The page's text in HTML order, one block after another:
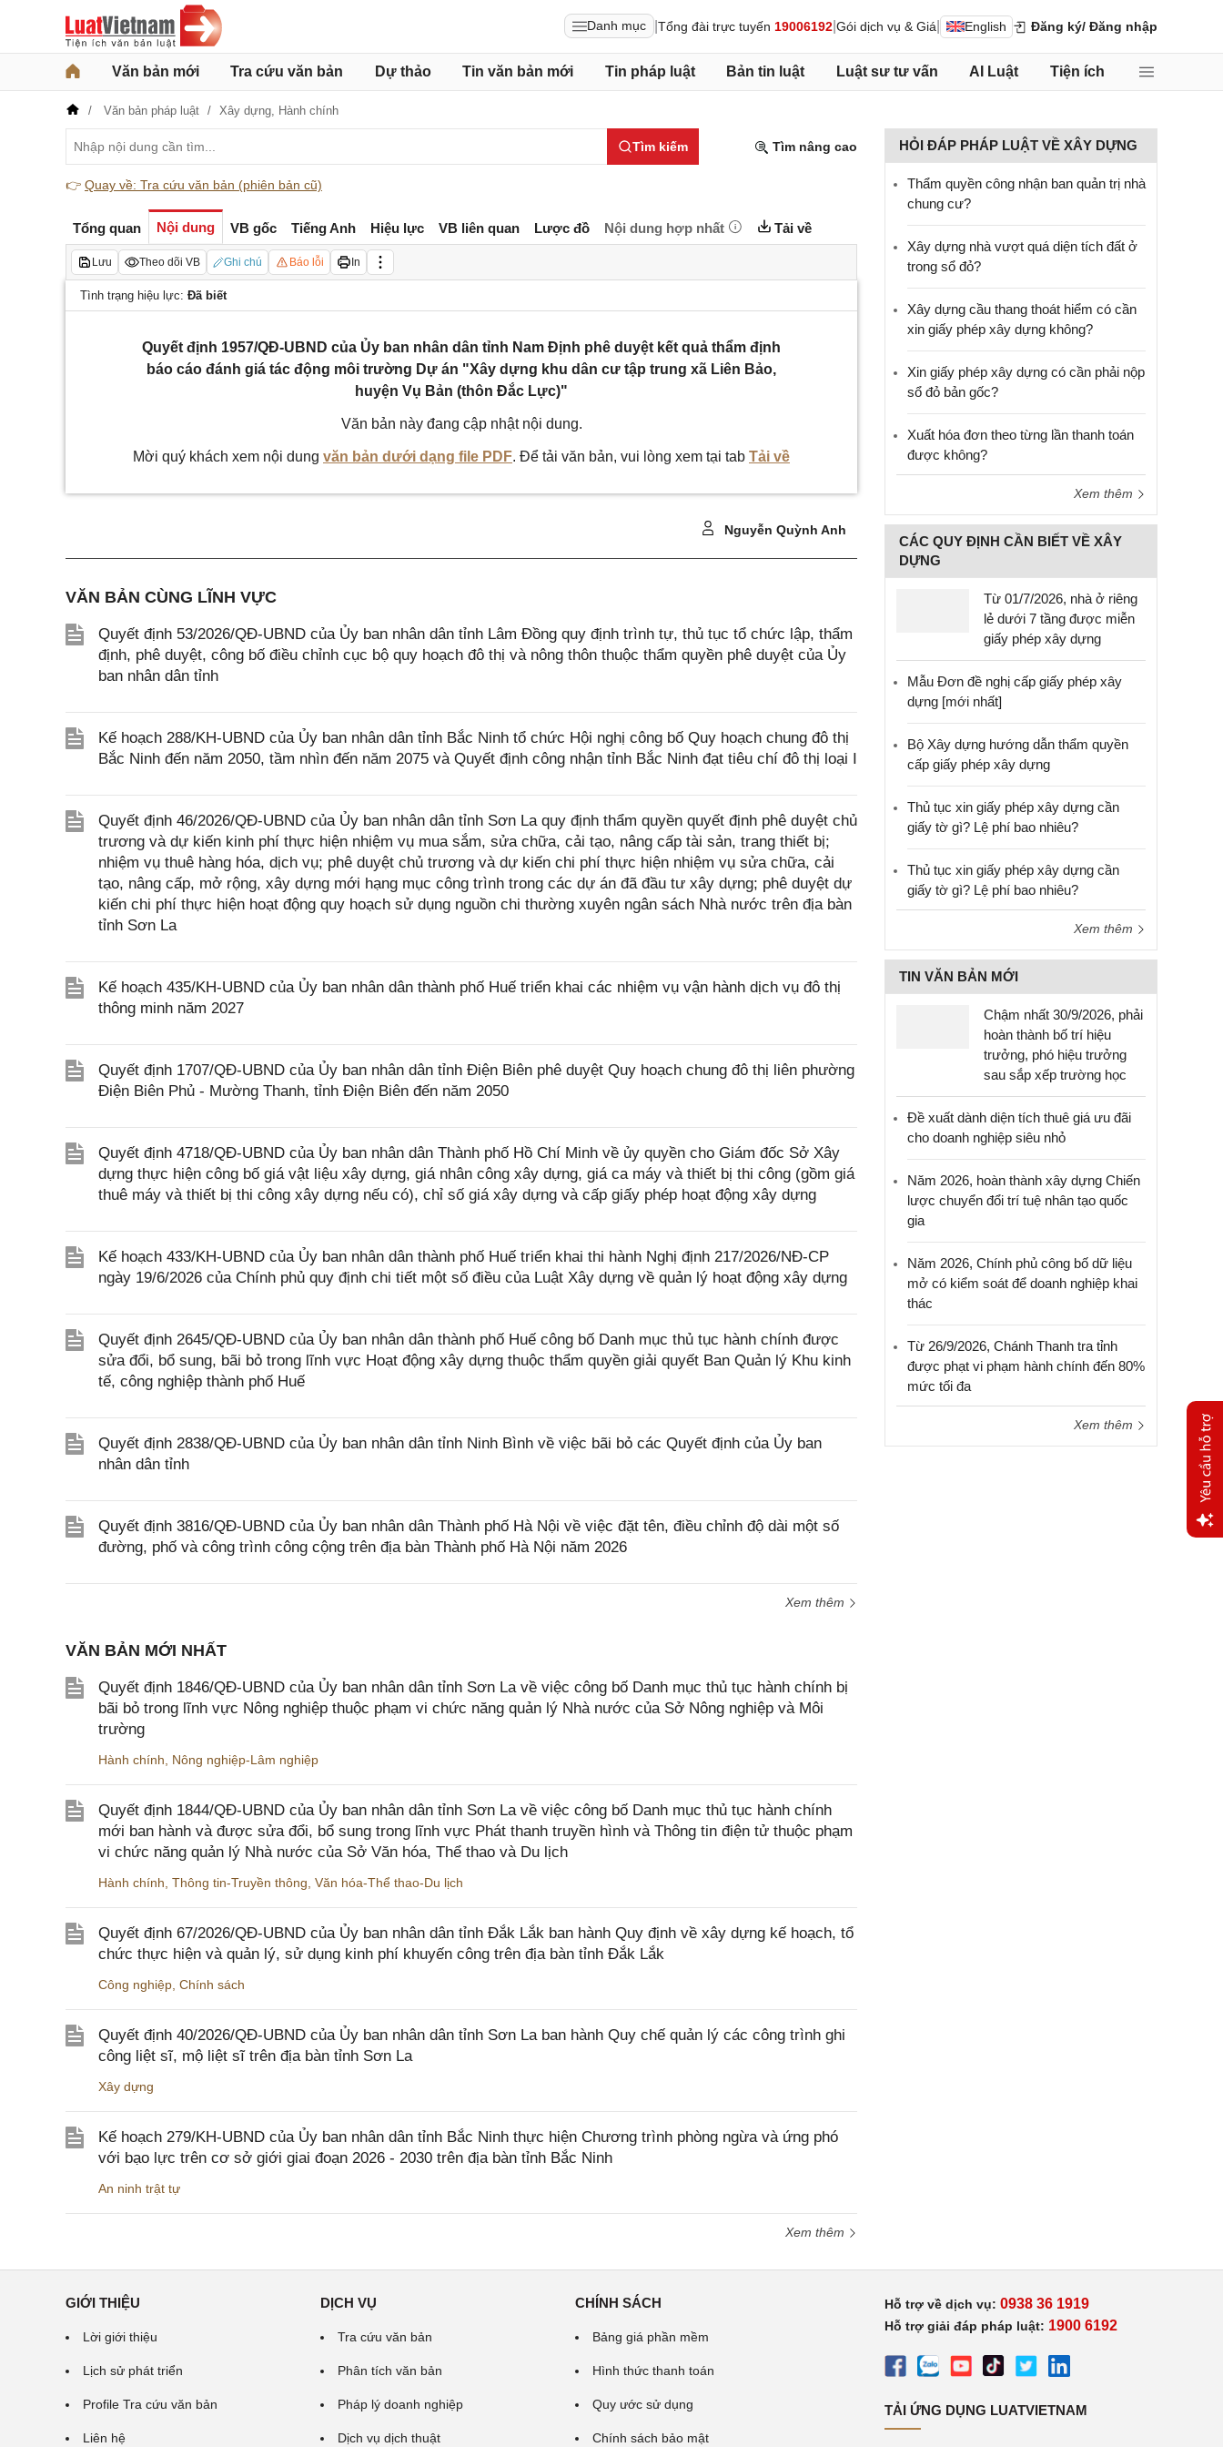
Danh mục Tổng đài trực tuyến 19006192 Gói dịch vụ & Giá English Đăng ký/ Đăng nhập
Văn bản mới Tra cứu văn bản Dự thảo Tin văn bản mới Tin pháp luật Bản tin luật Luật sư tư vấn AI Luật Tiện ích
Văn bản pháp luật Xây dựng, Hành chính
Tìm kiếm Tìm nâng cao
👉 Quay về: Tra cứu văn bản (phiên bản cũ)
Tổng quan Nội dung VB gốc Tiếng Anh Hiệu lực VB liên quan Lược đồ Nội dung hợp nhất Tải về
Lưu Theo dõi VB Ghi chú Báo lỗi In
Tình trạng hiệu lực: Đã biết
Quyết định 1957/QĐ-UBND của Ủy ban nhân dân tỉnh Nam Định phê duyệt kết quả thẩm định
báo cáo đánh giá tác động môi trường Dự án "Xây dựng khu dân cư tập trung xã Liên Bảo,
huyện Vụ Bản (thôn Đắc Lực)"
Văn bản này đang cập nhật nội dung.
Mời quý khách xem nội dung văn bản dưới dạng file PDF. Để tải văn bản, vui lòng xem tại tab Tải về
Nguyễn Quỳnh Anh
VĂN BẢN CÙNG LĨNH VỰC
Quyết định 53/2026/QĐ-UBND của Ủy ban nhân dân tỉnh Lâm Đồng quy định trình tự, thủ tục tổ chức lập, thẩm
định, phê duyệt, công bố điều chỉnh cục bộ quy hoạch đô thị và nông thôn thuộc thẩm quyền phê duyệt của Ủy
ban nhân dân tỉnh
Kế hoạch 288/KH-UBND của Ủy ban nhân dân tỉnh Bắc Ninh tổ chức Hội nghị công bố Quy hoạch chung đô thị
Bắc Ninh đến năm 2050, tầm nhìn đến năm 2075 và Quyết định công nhận tỉnh Bắc Ninh đạt tiêu chí đô thị loại I
Quyết định 46/2026/QĐ-UBND của Ủy ban nhân dân tỉnh Sơn La quy định thẩm quyền quyết định phê duyệt chủ
trương và dự kiến kinh phí thực hiện nhiệm vụ mua sắm, sửa chữa, cải tạo, nâng cấp tài sản, trang thiết bị;
nhiệm vụ thuê hàng hóa, dịch vụ; phê duyệt chủ trương và dự kiến chi phí thực hiện nhiệm vụ sửa chữa, cải
tạo, nâng cấp, mở rộng, xây dựng mới hạng mục công trình trong các dự án đã đầu tư xây dựng; phê duyệt dự
kiến chi phí thực hiện hoạt động quy hoạch sử dụng nguồn chi thường xuyên ngân sách Nhà nước trên địa bàn
tỉnh Sơn La
Kế hoạch 435/KH-UBND của Ủy ban nhân dân thành phố Huế triển khai các nhiệm vụ vận hành dịch vụ đô thị
thông minh năm 2027
Quyết định 1707/QĐ-UBND của Ủy ban nhân dân tỉnh Điện Biên phê duyệt Quy hoạch chung đô thị liên phường
Điện Biên Phủ - Mường Thanh, tỉnh Điện Biên đến năm 2050
Quyết định 4718/QĐ-UBND của Ủy ban nhân dân Thành phố Hồ Chí Minh về ủy quyền cho Giám đốc Sở Xây
dựng thực hiện công bố giá vật liệu xây dựng, giá nhân công xây dựng, giá ca máy và thiết bị thi công (gồm giá
thuê máy và thiết bị thi công xây dựng nếu có), chỉ số giá xây dựng và cấp giấy phép hoạt động xây dựng
Kế hoạch 433/KH-UBND của Ủy ban nhân dân thành phố Huế triển khai thi hành Nghị định 217/2026/NĐ-CP
ngày 19/6/2026 của Chính phủ quy định chi tiết một số điều của Luật Xây dựng về quản lý hoạt động xây dựng
Quyết định 2645/QĐ-UBND của Ủy ban nhân dân thành phố Huế công bố Danh mục thủ tục hành chính được
sửa đổi, bổ sung, bãi bỏ trong lĩnh vực Hoạt động xây dựng thuộc thẩm quyền giải quyết Ban Quản lý Khu kinh
tế, công nghiệp thành phố Huế
Quyết định 2838/QĐ-UBND của Ủy ban nhân dân tỉnh Ninh Bình về việc bãi bỏ các Quyết định của Ủy ban
nhân dân tỉnh
Quyết định 3816/QĐ-UBND của Ủy ban nhân dân Thành phố Hà Nội về việc đặt tên, điều chỉnh độ dài một số
đường, phố và công trình công cộng trên địa bàn Thành phố Hà Nội năm 2026
Xem thêm
VĂN BẢN MỚI NHẤT
Quyết định 1846/QĐ-UBND của Ủy ban nhân dân tỉnh Sơn La về việc công bố Danh mục thủ tục hành chính bị
bãi bỏ trong lĩnh vực Nông nghiệp thuộc phạm vi chức năng quản lý Nhà nước của Sở Nông nghiệp và Môi
trường
Hành chính Nông nghiệp-Lâm nghiệp
Quyết định 1844/QĐ-UBND của Ủy ban nhân dân tỉnh Sơn La về việc công bố Danh mục thủ tục hành chính
mới ban hành và được sửa đổi, bổ sung trong lĩnh vực Phát thanh truyền hình và Thông tin điện tử thuộc phạm
vi chức năng quản lý Nhà nước của Sở Văn hóa, Thể thao và Du lịch
Hành chính Thông tin-Truyền thông Văn hóa-Thể thao-Du lịch
Quyết định 67/2026/QĐ-UBND của Ủy ban nhân dân tỉnh Đắk Lắk ban hành Quy định về xây dựng kế hoạch, tổ
chức thực hiện và quản lý, sử dụng kinh phí khuyến công trên địa bàn tỉnh Đắk Lắk
Công nghiệp Chính sách
Quyết định 40/2026/QĐ-UBND của Ủy ban nhân dân tỉnh Sơn La ban hành Quy chế quản lý các công trình ghi
công liệt sĩ, mộ liệt sĩ trên địa bàn tỉnh Sơn La
Xây dựng
Kế hoạch 279/KH-UBND của Ủy ban nhân dân tỉnh Bắc Ninh thực hiện Chương trình phòng ngừa và ứng phó
với bạo lực trên cơ sở giới giai đoạn 2026 - 2030 trên địa bàn tỉnh Bắc Ninh
An ninh trật tự
Xem thêm
HỎI ĐÁP PHÁP LUẬT VỀ XÂY DỰNG
Thẩm quyền công nhận ban quản trị nhà
chung cư?
Xây dựng nhà vượt quá diện tích đất ở
trong sổ đỏ?
Xây dựng cầu thang thoát hiểm có cần
xin giấy phép xây dựng không?
Xin giấy phép xây dựng có cần phải nộp
sổ đỏ bản gốc?
Xuất hóa đơn theo từng lần thanh toán
được không?
Xem thêm
CÁC QUY ĐỊNH CẦN BIẾT VỀ XÂY
DỰNG
Từ 01/7/2026, nhà ở riêng
lẻ dưới 7 tầng được miễn
giấy phép xây dựng
Mẫu Đơn đề nghị cấp giấy phép xây
dựng [mới nhất]
Bộ Xây dựng hướng dẫn thẩm quyền
cấp giấy phép xây dựng
Thủ tục xin giấy phép xây dựng cần
giấy tờ gì? Lệ phí bao nhiêu?
Thủ tục xin giấy phép xây dựng cần
giấy tờ gì? Lệ phí bao nhiêu?
Xem thêm
TIN VĂN BẢN MỚI
Chậm nhất 30/9/2026, phải
hoàn thành bố trí hiệu
trưởng, phó hiệu trưởng
sau sắp xếp trường học
Đề xuất dành diện tích thuê giá ưu đãi
cho doanh nghiệp siêu nhỏ
Năm 2026, hoàn thành xây dựng Chiến
lược chuyển đổi trí tuệ nhân tạo quốc
gia
Năm 2026, Chính phủ công bố dữ liệu
mở có kiểm soát để doanh nghiệp khai
thác
Từ 26/9/2026, Chánh Thanh tra tỉnh
được phạt vi phạm hành chính đến 80%
mức tối đa
Xem thêm
GIỚI THIỆU
Lời giới thiệu
Lịch sử phát triển
Profile Tra cứu văn bản
Liên hệ
DỊCH VỤ
Tra cứu văn bản
Phân tích văn bản
Pháp lý doanh nghiệp
Dịch vụ dịch thuật
CHÍNH SÁCH
Bảng giá phần mềm
Hình thức thanh toán
Quy ước sử dụng
Chính sách bảo mật
Hỗ trợ về dịch vụ: 0938 36 1919
Hỗ trợ giải đáp pháp luật: 1900 6192
TẢI ỨNG DỤNG LUATVIETNAM